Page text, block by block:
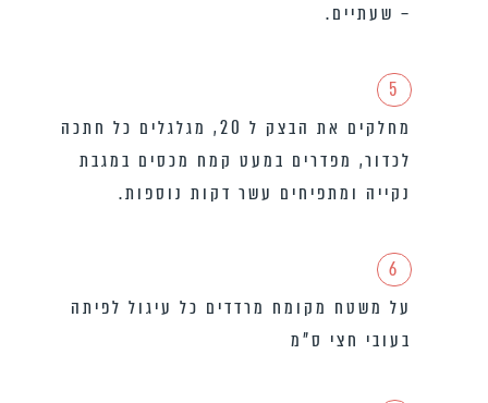
– שעתיים.
5
מחלקים את הבצק ל 20, מגלגלים כל חתכה
לכדור, מפדרים במעט קמח מכסים במגבת
נקייה ומתפיחים עשר דקות נוספות.
6
על משטח מקומח מרדדים כל עיגול לפיתה
בעובי חצי ס”מ